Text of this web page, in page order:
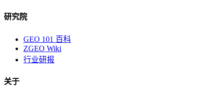
研究院
GEO 101 百科
ZGEO Wiki
行业研报
关于